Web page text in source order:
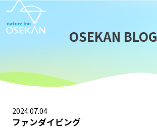
OSEKAN BLOG
2024.07.04
ファンダイビング